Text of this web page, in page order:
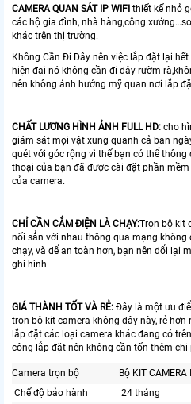
CAMERA QUAN SÁT IP WIFI thiết kế nhỏ
các hộ gia đình, nhà hàng,công
khác trên thị trường.
Không Cần Đi Dây nên việc lắp đặt lại
hiện đại nó không cần đi dây rườm
nên không ảnh hưởng mỹ quan nơi lắp
CHẤT LƯƠNG HÌNH ẢNH FULL HD: cho
giám sát mọi vật xung quanh cả ban
quét với góc rộng vì thế bạn có thể thông
thoại của bạn đã được cài đặt phần
của camera.
CHỈ CẦN CẮM ĐIỆN LÀ CHẠY:Trọn bộ kit
nối sẳn với nhau thông qua mạng không
chạy, và để an toàn hơn, bạn nên đổi lại
ghi hình.
GIÁ THÀNH TỐT VÀ RẺ: Đây là một ưu
trọn bộ kit camera không dây này, rẻ
lắp đặt các loại camera khác đang có
công lắp đặt nên không cần tốn thêm chi
Camera trọn bộ
Bộ KIT
Chế độ bảo hành
24 tháng